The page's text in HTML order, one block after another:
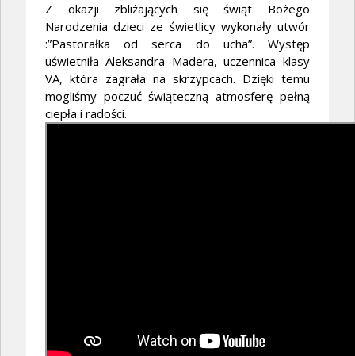
Z okazji zbliżających się świąt Bożego
Narodzenia dzieci ze świetlicy wykonały utwór
:”Pastorałka od serca do ucha”. Występ
uświetniła Aleksandra Madera, uczennica klasy
VA, która zagrała na skrzypcach. Dzięki temu
mogliśmy poczuć świąteczną atmosferę pełną
ciepła i radości.